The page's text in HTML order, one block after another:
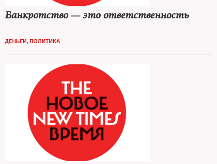
Банкротство — это ответственность
ДЕНЬГИ, ПОЛИТИКА